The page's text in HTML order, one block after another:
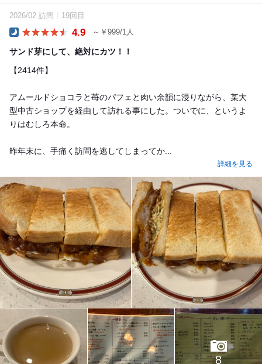
2026/02 訪問 19回目
4.9 ～￥999/1人
サンド芽にして、絶対にカツ！！
【2414件】
アムールドショコラと苺のパフェと肉い余韻に浸りながら、某大
型中古ショップを経由して訪れる事にした。ついでに、というよ
りはむしろ本命。
昨年末に、手痛く訪問を逃してしまってか...
詳細を見る
8